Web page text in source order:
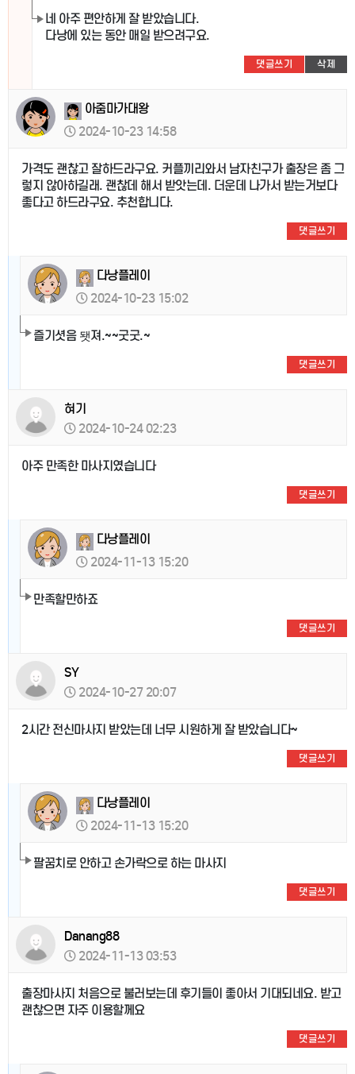
네 아주 편안하게 잘 받았습니다.
다낭에 있는 동안 매일 받으려구요.
댓글쓰기 삭제
아줌마가대왕
2024-10-23 14:58
가격도 괜찮고 잘하드라구요. 커플끼리와서 남자친구가 출장은 좀 그
렇지 않아하길래. 괜찮데 해서 받앗는데. 더운데 나가서 받는거보다
좋다고 하드라구요. 추천합니다.
댓글쓰기
다낭플레이
2024-10-23 15:02
즐기셧음 됏져.~~굿굿.~
댓글쓰기
혀기
2024-10-24 02:23
아주 만족한 마사지였습니다
댓글쓰기
다낭플레이
2024-11-13 15:20
만족할만하죠
댓글쓰기
SY
2024-10-27 20:07
2시간 전신마사지 받았는데 너무 시원하게 잘 받았습니다~
댓글쓰기
다낭플레이
2024-11-13 15:20
팔꿈치로 안하고 손가락으로 하는 마사지
댓글쓰기
Danang88
2024-11-13 03:53
출장마사지 처음으로 불러보는데 후기들이 좋아서 기대되네요. 받고
괜찮으면 자주 이용할께요
댓글쓰기